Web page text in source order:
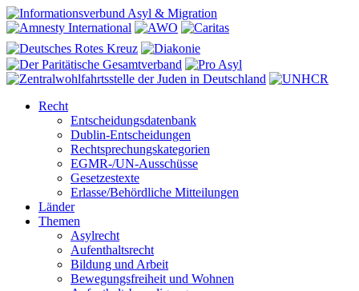
Recht
Entscheidungsdatenbank
Dublin-Entscheidungen
Rechtsprechungskategorien
EGMR-/UN-Ausschüsse
Gesetzestexte
Erlasse/Behördliche Mitteilungen
Länder
Themen
Asylrecht
Aufenthaltsrecht
Bildung und Arbeit
Bewegungsfreiheit und Wohnen